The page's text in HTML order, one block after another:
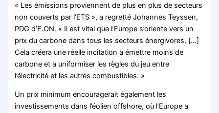
« Les émissions proviennent de plus en plus de secteurs
non couverts par l’ETS », a regretté Johannes Teyssen,
PDG d’E.ON. « Il est vital que l’Europe s’oriente vers un
prix du carbone dans tous les secteurs énergivores, […]
Cela créera une réelle incitation à émettre moins de
carbone et à uniformiser les règles du jeu entre
l’électricité et les autres combustibles. »
Un prix minimum encouragerait également les
investissements dans l’éolien offshore, où l’Europe a